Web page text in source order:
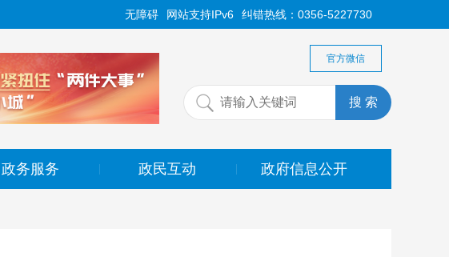
纠错热线：0356-5227730
网站支持IPv6
无障碍
官方微信
政务服务 政民互动 政府信息公开